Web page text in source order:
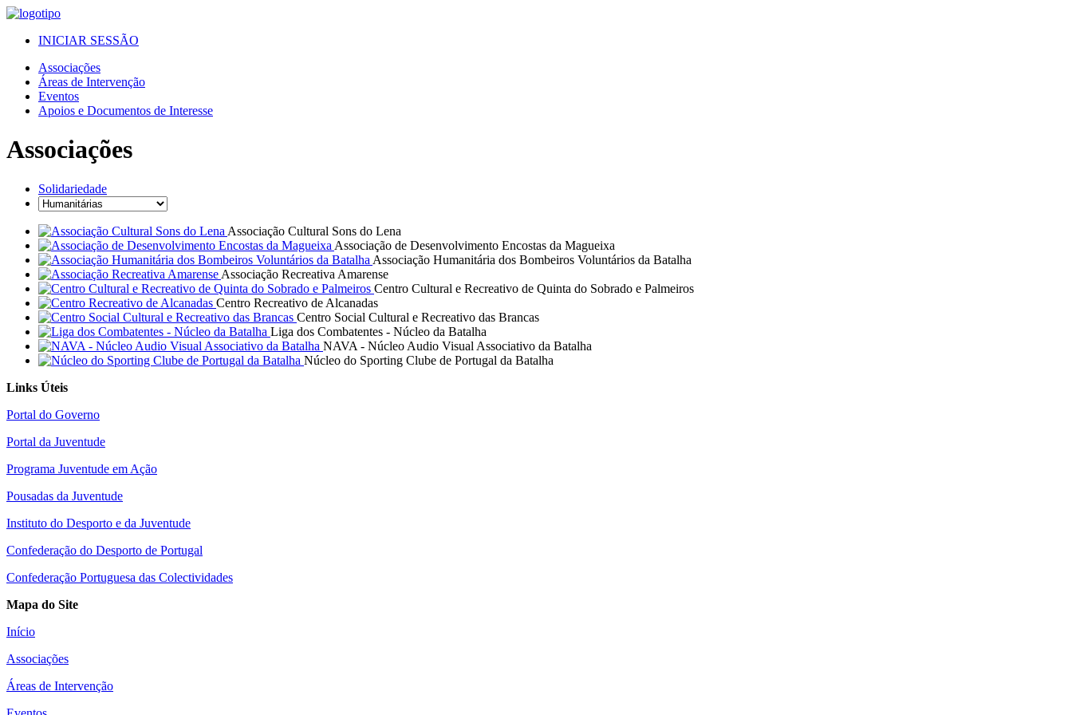
INICIAR SESSÃO
Associações
Áreas de Intervenção
Eventos
Apoios e Documentos de Interesse
Associações
Solidariedade
Associação Cultural Sons do Lena
Associação de Desenvolvimento Encostas da Magueixa
Associação Humanitária dos Bombeiros Voluntários da Batalha
Associação Recreativa Amarense
Centro Cultural e Recreativo de Quinta do Sobrado e Palmeiros
Centro Recreativo de Alcanadas
Centro Social Cultural e Recreativo das Brancas
Liga dos Combatentes - Núcleo da Batalha
NAVA - Núcleo Audio Visual Associativo da Batalha
Núcleo do Sporting Clube de Portugal da Batalha
Links Úteis
Portal do Governo
Portal da Juventude
Programa Juventude em Ação
Pousadas da Juventude
Instituto do Desporto e da Juventude
Confederação do Desporto de Portugal
Confederação Portuguesa das Colectividades
Mapa do Site
Início
Associações
Áreas de Intervenção